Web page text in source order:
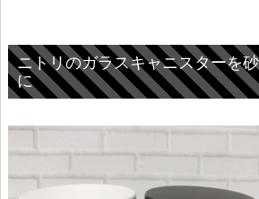
ニトリのガラスキャニスターを
に